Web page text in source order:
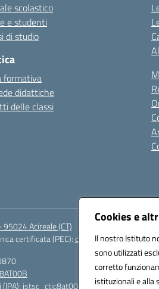
Cookies e
Il nostro Istituto
sono utilizzati
corretto
istituzionali e alla
scolastico
e studenti
di studio
formativa
didattiche
delle classi
Acireale (CT)
certificata (PEC):
istsc_ctic8at00b